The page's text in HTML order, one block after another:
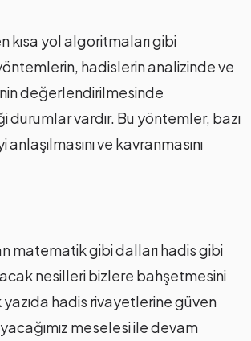
kısa yol algoritmaları gibi
hadislerin analizinde ve
değerlendirilmesinde
durumlar vardır. Bu yöntemler, bazı
ve kavranmasını
matematik gibi dalları hadis gibi
nesilleri bizlere bahşetmesini
hadis rivayetlerine güven
meselesi ile devam